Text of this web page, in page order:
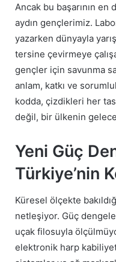
Ancak bu başarının
aydın gençlerimiz.
yazarken dünyayla
tersine çevirmeye
gençler için savunma
anlam, katkı ve
kodda, çizdikleri her
değil, bir ülkenin
Yeni Güç
Türkiye’nin
Küresel ölçekte
netleşiyor. Güç
uçak filosuyla
elektronik harp